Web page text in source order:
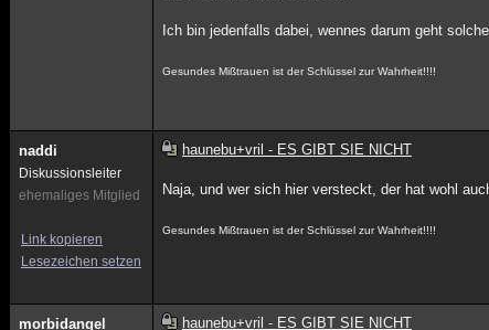
Ich bin jedenfalls dabei, wennes darum geht
Gesundes Mißtrauen ist der Schlüssel zur Wahrheit!!!!
naddi
Diskussionsleiter
ehemaliges Mitglied
Link kopieren
Lesezeichen setzen
haunebu+vril - ES GIBT SIE NICHT
Naja, und wer sich hier versteckt, der hat wohl
Gesundes Mißtrauen ist der Schlüssel zur Wahrheit!!!!
morbidangel haunebu+vril - ES GIBT SIE NICHT